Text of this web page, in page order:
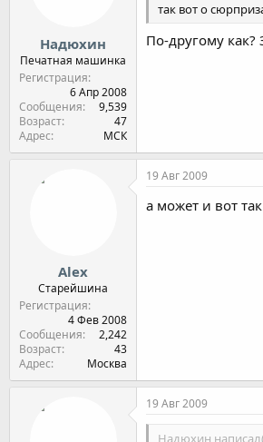
Надюхин
Печатная машинка
Регистрация
6 Апр 2008
Сообщения
9,539
Возраст
47
Адрес
МСК
так вот о
По-другому как?
Alex
Старейшина
Регистрация
4 Фев 2008
Сообщения
2,242
Возраст
43
Адрес
Москва
19 Авг 2009
а может и вот
19 Авг 2009
Надюхин